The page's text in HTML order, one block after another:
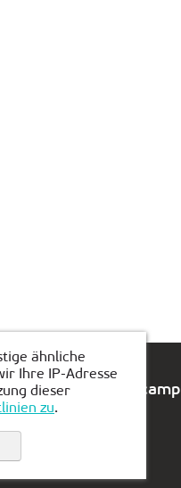
Module Feriencamp
ähnliche
Ihre IP-Adresse
dieser
zu.